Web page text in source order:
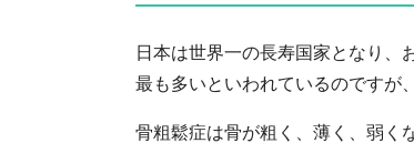
日本は世界一の長寿国家となり、
最も多いといわれているのですが
骨粗鬆症は骨が粗く、薄く、弱く